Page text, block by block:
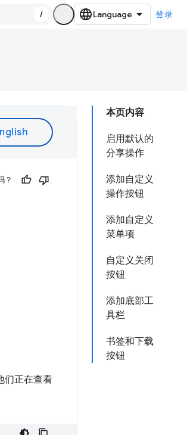
/ 登录
本页内容
启用默认的
分享操作
添加自定义
操作按钮
添加自定义
菜单项
自定义关闭
按钮
添加底部工
具栏
书签和下载
按钮
？
们正在查看